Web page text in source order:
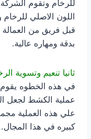
للرخام وتقوم
اللون الاصلي
قبل فريق من
بدقة ومهاره عالية.
ثانيا تنعيم وتسوية
في هذه الخطوه يقوم
عملية الكشط لجعل
علي هذه العملية
كبيره في هذا المجال.